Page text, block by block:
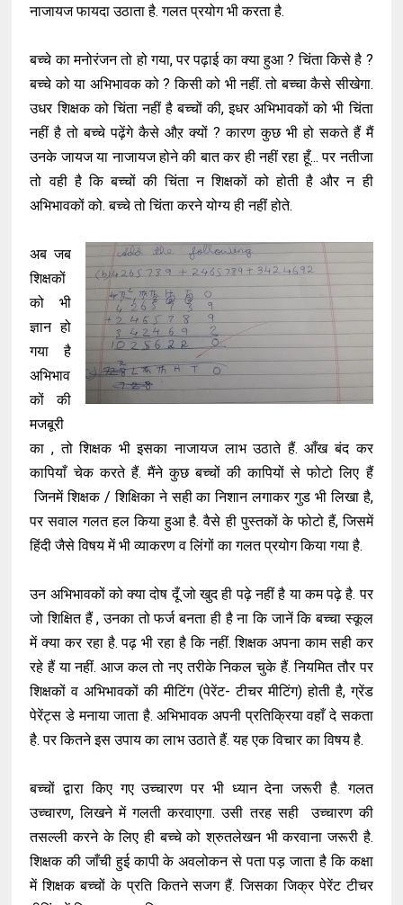
नाजायज फायदा उठाता है. गलत प्रयोग भी करता है.
बच्चे का मनोरंजन तो हो गया, पर पढ़ाई का क्या हुआ ? चिंता किसे है ?
बच्चे को या अभिभावक को ? किसी को भी नहीं. तो बच्चा कैसे सीखेगा.
उधर शिक्षक को चिंता नहीं है बच्चों की, इधर अभिभावकों को भी चिंता
नहीं है तो बच्चे पढ़ेंगे कैसे औऱ क्यों ? कारण कुछ भी हो सकते हैं मैं
उनके जायज या नाजायज होने की बात कर ही नहीं रहा हूँ... पर नतीजा
तो वही है कि बच्चों की चिंता न शिक्षकों को होती है और न ही
अभिभावकों को. बच्चे तो चिंता करने योग्य ही नहीं होते.
अब जब
शिक्षकों
को भी
ज्ञान हो
गया है
अभिभाव
कों की
मजबूरी
का , तो शिक्षक भी इसका नाजायज लाभ उठाते हैं. आँख बंद कर
कापियाँ चेक करते हैं. मैंने कुछ बच्चों की कापियों से फोटो लिए हैं
जिनमें शिक्षक / शिक्षिका ने सही का निशान लगाकर गुड भी लिखा है,
पर सवाल गलत हल किया हुआ है. वैसे ही पुस्तकों के फोटो हैं, जिसमें
हिंदी जैसे विषय में भी व्याकरण व लिंगों का गलत प्रयोग किया गया है.
उन अभिभावकों को क्या दोष दूँ जो खुद ही पढ़े नहीं है या कम पढ़े है. पर
जो शिक्षित हैं , उनका तो फर्ज बनता ही है ना कि जानें कि बच्चा स्कूल
में क्या कर रहा है. पढ़ भी रहा है कि नहीं. शिक्षक अपना काम सही कर
रहे हैं या नहीं. आज कल तो नए तरीके निकल चुके हैं. नियमित तौर पर
शिक्षकों व अभिभावकों की मीटिंग (पेरेंट- टीचर मीटिंग) होती है, ग्रेंड
पेरेंट्स डे मनाया जाता है. अभिभावक अपनी प्रतिक्रिया वहाँ दे सकता
है. पर कितने इस उपाय का लाभ उठाते हैं. यह एक विचार का विषय है.
बच्चों द्वारा किए गए उच्चारण पर भी ध्यान देना जरूरी है. गलत
उच्चारण, लिखने में गलती करवाएगा. उसी तरह सही उच्चारण की
तसल्ली करने के लिए ही बच्चे को श्रुतलेखन भी करवाना जरूरी है.
शिक्षक की जाँची हुई कापी के अवलोकन से पता पड़ जाता है कि कक्षा
में शिक्षक बच्चों के प्रति कितने सजग हैं. जिसका जिक्र पेरेंट टीचर